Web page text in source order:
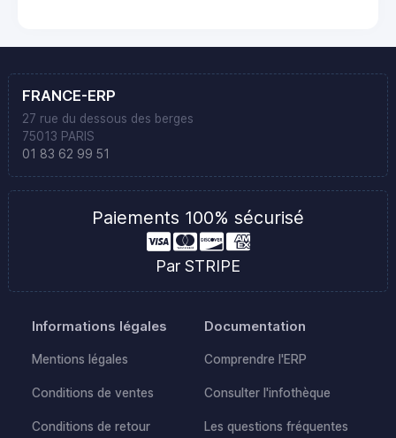
FRANCE-ERP
27 rue du dessous des berges
75013 PARIS
01 83 62 99 51
Paiements 100% sécurisé
Par STRIPE
Informations légales
Mentions légales
Conditions de ventes
Conditions de retour
Documentation
Comprendre l'ERP
Consulter l'infothèque
Les questions fréquentes